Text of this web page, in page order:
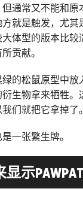
通常又不能和
就是触发，尤其
体型的版本比
贡献。
的松鼠原型中
生物拿来牺牲
们就把它拿掉了。
一张繁生牌。
示